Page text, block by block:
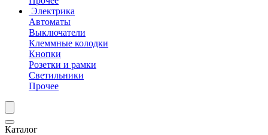
Электрика
Автоматы
Выключатели
Клеммные колодки
Кнопки
Розетки и рамки
Светильники
Прочее
Каталог